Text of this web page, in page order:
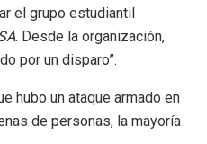
el grupo estudiantil
. Desde la organización,
por un disparo”.
hubo un ataque armado en
de personas, la mayoría